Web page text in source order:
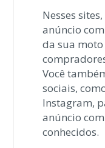
Nesses
anúncio
da sua
Você
sociais,
Instagram,
anúncio
conhecidos.